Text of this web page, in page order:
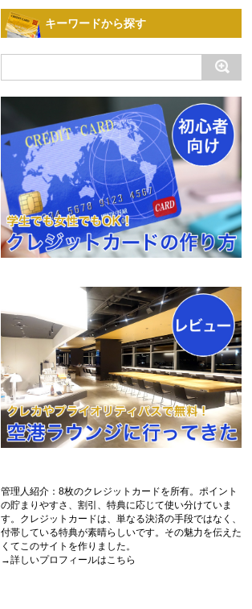
キーワードから探す
管理人紹介：8枚のクレジットカードを所有。ポイント
の貯まりやすさ、割引、特典に応じて使い分けていま
す。クレジットカードは、単なる決済の手段ではなく、
付帯している特典が素晴らしいです。その魅力を伝えた
くてこのサイトを作りました。
→詳しいプロフィールはこちら